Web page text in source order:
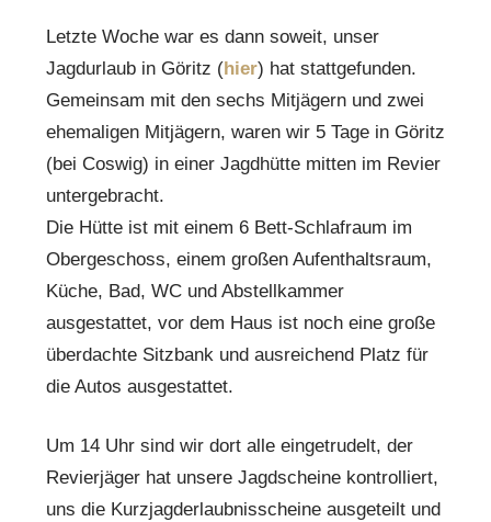
Letzte Woche war es dann soweit, unser
Jagdurlaub in Göritz (hier) hat stattgefunden.
Gemeinsam mit den sechs Mitjägern und zwei
ehemaligen Mitjägern, waren wir 5 Tage in Göritz
(bei Coswig) in einer Jagdhütte mitten im Revier
untergebracht.
Die Hütte ist mit einem 6 Bett-Schlafraum im
Obergeschoss, einem großen Aufenthaltsraum,
Küche, Bad, WC und Abstellkammer
ausgestattet, vor dem Haus ist noch eine große
überdachte Sitzbank und ausreichend Platz für
die Autos ausgestattet.
Um 14 Uhr sind wir dort alle eingetrudelt, der
Revierjäger hat unsere Jagdscheine kontrolliert,
uns die Kurzjagderlaubnisscheine ausgeteilt und